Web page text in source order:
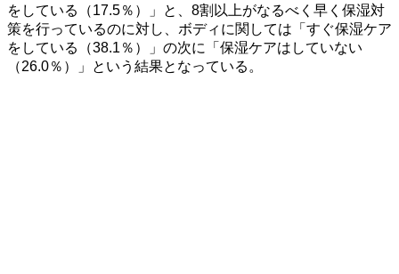
をしている（17.5％）」と、8割以上がなるべく早く保湿対
策を行っているのに対し、ボディに関しては「すぐ保湿ケア
をしている（38.1％）」の次に「保湿ケアはしていない
（26.0％）」という結果となっている。